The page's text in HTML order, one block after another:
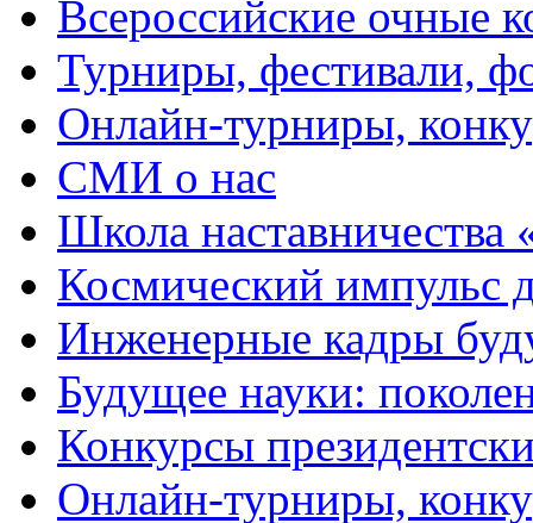
Всероссийские очные
Турниры, фестивали,
Онлайн-турниры,
СМИ о нас
Школа
Космический импульс
Инженерные кадры
Будущее науки:
Конкурсы
Онлайн-турниры,